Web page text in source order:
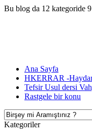
Bu blog da 12 kategoride
Ana Sayfa
HKERRAR -
Tefsir Usul dersi
Rastgele bir konu
Kategoriler